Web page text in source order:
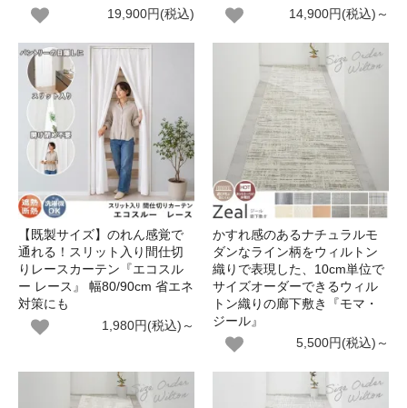
19,900円(税込)
14,900円(税込)～
【既製サイズ】のれん感覚で
通れる！スリット入り間仕切
りレースカーテン『エコスル
ー レース』 幅80/90cm 省エネ
対策にも
1,980円(税込)～
かすれ感のあるナチュラルモ
ダンなライン柄をウィルトン
織りで表現した、10cm単位で
サイズオーダーできるウィル
トン織りの廊下敷き『モマ・
ジール』
5,500円(税込)～